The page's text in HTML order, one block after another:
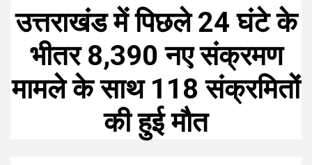
उत्तराखंड में पिछले 24 घंटे के
भीतर 8,390 नए संक्रमण
मामले के साथ 118 संक्रमितों
की हुई मौत